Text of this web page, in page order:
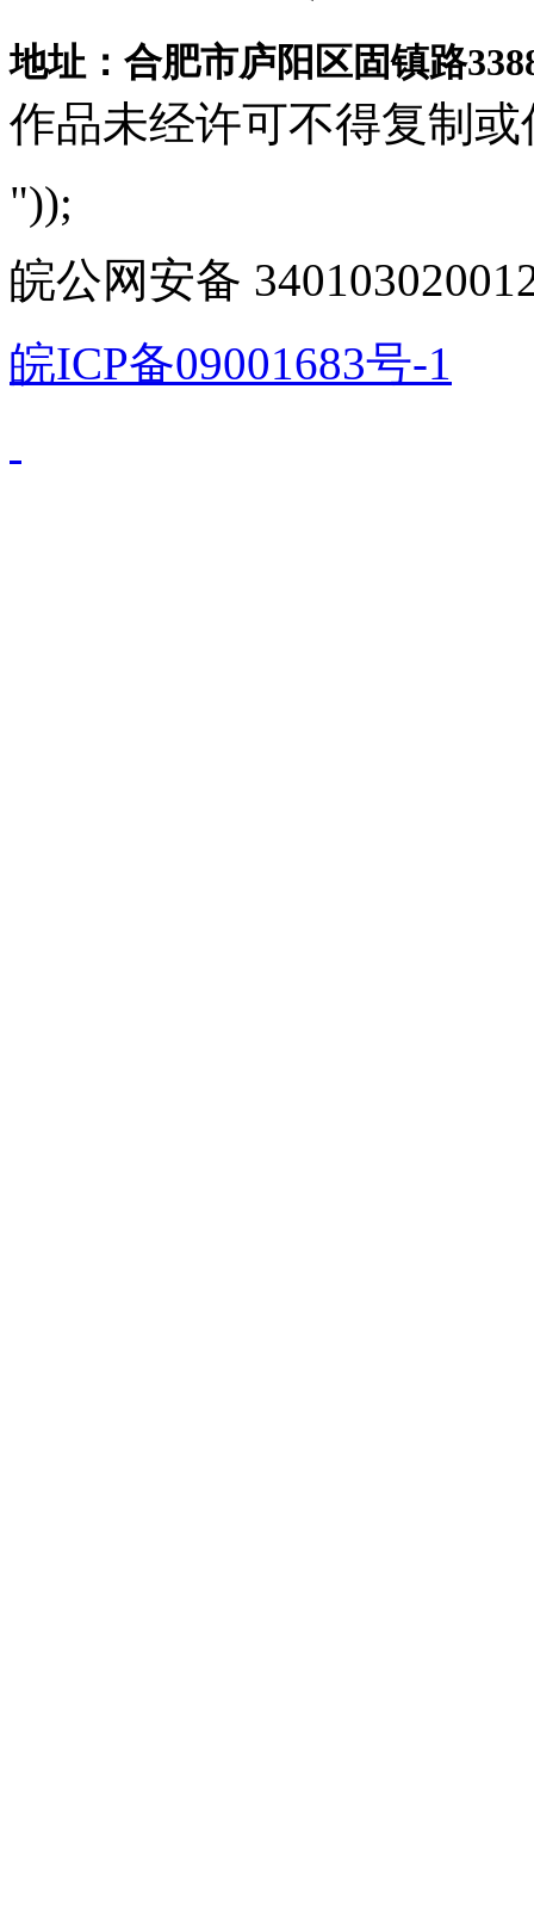
地址：合肥市庐阳区固镇路
作品未经许可不得复制或
"));
皖公网安备
皖ICP备09001683号-1